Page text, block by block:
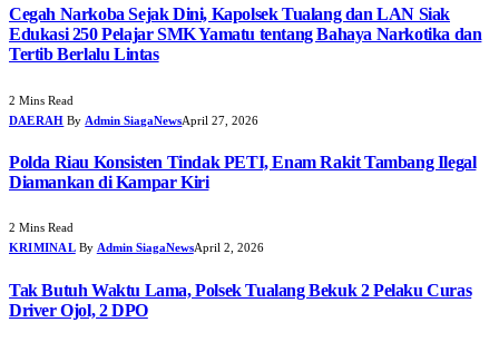
Cegah Narkoba Sejak Dini, Kapolsek Tualang dan LAN Siak
Edukasi 250 Pelajar SMK Yamatu tentang Bahaya Narkotika dan
Tertib Berlalu Lintas
2 Mins Read
DAERAH By Admin SiagaNewsApril 27, 2026
Polda Riau Konsisten Tindak PETI, Enam Rakit Tambang Ilegal
Diamankan di Kampar Kiri
2 Mins Read
KRIMINAL By Admin SiagaNewsApril 2, 2026
Tak Butuh Waktu Lama, Polsek Tualang Bekuk 2 Pelaku Curas
Driver Ojol, 2 DPO